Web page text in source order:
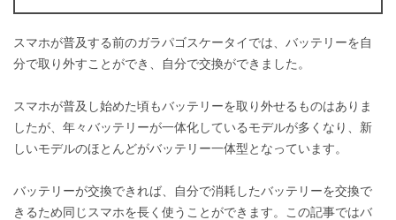
スマホが普及する前のガラパゴスケータイでは、バッテリーを自
分で取り外すことができ、自分で交換ができました。
スマホが普及し始めた頃もバッテリーを取り外せるものはありま
したが、年々バッテリーが一体化しているモデルが多くなり、新
しいモデルのほとんどがバッテリー一体型となっています。
バッテリーが交換できれば、自分で消耗したバッテリーを交換で
きるため同じスマホを長く使うことができます。この記事ではバ